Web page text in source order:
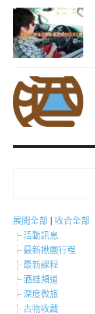
展開全部 | 收合全部
活動訊息
最新揪團行程
最新課程
酒雄頻道
深度微旅
古物收藏